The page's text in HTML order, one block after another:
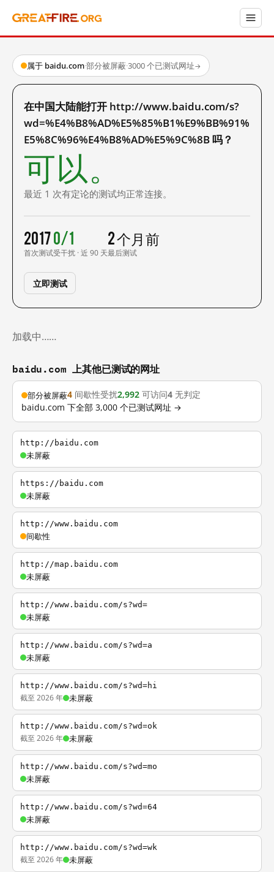
属于 baidu.com·部分被屏蔽·3000 个已测试网址→
在中国大陆能打开 http://www.baidu.com/s?
wd=%E4%B8%AD%E5%85%B1%E9%BB%91%
E5%8C%96%E4%B8%AD%E5%9C%8B 吗？
可以。
最近 1 次有定论的测试均正常连接。
2017
首次测试
0/1
受干扰 · 近 90 天
2 个月前
最后测试
立即测试
加载中……
baidu.com 上其他已测试的网址
部分被屏蔽4 间歇性受扰2,992 可访问4 无判定
baidu.com 下全部 3,000 个已测试网址 →
http://baidu.com
未屏蔽
https://baidu.com
未屏蔽
http://www.baidu.com
间歇性
http://map.baidu.com
未屏蔽
http://www.baidu.com/s?wd=
未屏蔽
http://www.baidu.com/s?wd=a
未屏蔽
http://www.baidu.com/s?wd=hi
截至 2026 年 未屏蔽
http://www.baidu.com/s?wd=ok
截至 2026 年 未屏蔽
http://www.baidu.com/s?wd=mo
未屏蔽
http://www.baidu.com/s?wd=64
未屏蔽
http://www.baidu.com/s?wd=wk
截至 2026 年 未屏蔽